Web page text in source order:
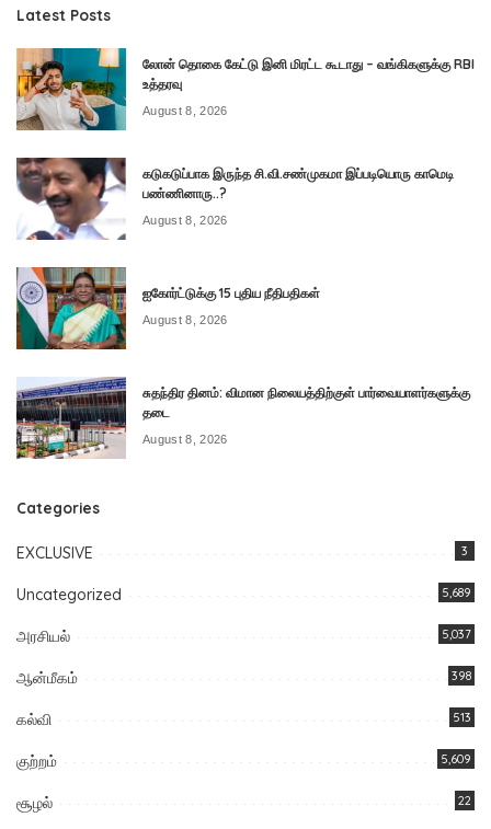
Latest Posts
லோன் தொகை கேட்டு இனி மிரட்ட கூடாது – வங்கிகளுக்கு RBI
உத்தரவு
August 8, 2026
கடுகடுப்பாக இருந்த சி.வி.சண்முகமா இப்படியொரு காமெடி
பண்ணினாரு..?
August 8, 2026
ஐகோர்ட்டுக்கு 15 புதிய நீதிபதிகள்
August 8, 2026
சுதந்திர தினம்: விமான நிலையத்திற்குள் பார்வையாளர்களுக்கு
தடை
August 8, 2026
Categories
EXCLUSIVE 3
Uncategorized 5,689
அரசியல் 5,037
ஆன்மீகம் 398
கல்வி 513
குற்றம் 5,609
சூழல் 22